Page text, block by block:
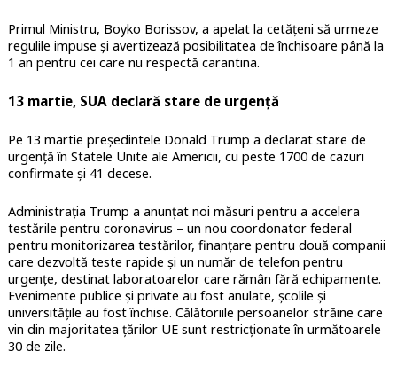
Primul Ministru, Boyko Borissov, a apelat la cetățeni să urmeze
regulile impuse și avertizează posibilitatea de închisoare până la
1 an pentru cei care nu respectă carantina.
13 martie, SUA declară stare de urgență
Pe 13 martie președintele Donald Trump a declarat stare de
urgență în Statele Unite ale Americii, cu peste 1700 de cazuri
confirmate și 41 decese.
Administrația Trump a anunțat noi măsuri pentru a accelera
testările pentru coronavirus – un nou coordonator federal
pentru monitorizarea testărilor, finanțare pentru două companii
care dezvoltă teste rapide și un număr de telefon pentru
urgențe, destinat laboratoarelor care rămân fără echipamente.
Evenimente publice și private au fost anulate, școlile și
universitățile au fost închise. Călătoriile persoanelor străine care
vin din majoritatea țărilor UE sunt restricționate în următoarele
30 de zile.